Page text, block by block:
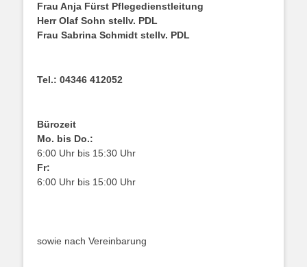
Frau Anja Fürst Pflegedienstleitung
Herr Olaf Sohn stellv. PDL
Frau Sabrina Schmidt stellv. PDL
Tel.: 04346 412052
Bürozeit
Mo. bis Do.:
6:00 Uhr bis 15:30 Uhr
Fr:
6:00 Uhr bis 15:00 Uhr
sowie nach Vereinbarung